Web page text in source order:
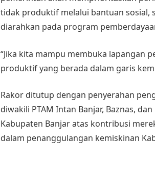
tidak produktif melalui bantuan
diarahkan pada program
“Jika kita mampu membuka lapangan
produktif yang berada dalam garis
Rakor ditutup dengan penyerahan
diwakili PTAM Intan Banjar, Baznas,
Kabupaten Banjar atas kontribusi
dalam penanggulangan kemiskinan